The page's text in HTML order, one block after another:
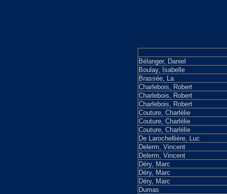
Bélanger, Daniel
Boulay, Isabelle
Brassée, La
Charlebois, Robert
Charlebois, Robert
Charlebois, Robert
Couture, Charlélie
Couture, Charlélie
Couture, Charlélie
De Larochellière, Luc
Delerm, Vincent
Delerm, Vincent
Déry, Marc
Déry, Marc
Déry, Marc
Dumas